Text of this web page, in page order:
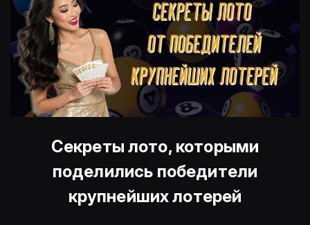
Секреты лото, которыми
поделились победители
крупнейших лотерей